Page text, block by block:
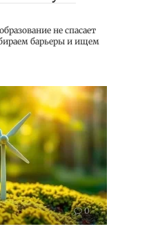
не спасает
барьеры и ищем
0